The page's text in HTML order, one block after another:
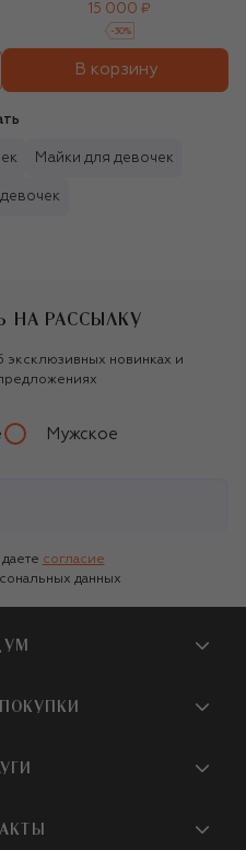
15 000 ₽
-30%
В корзину
Майки для девочек
НА РАССЫЛКУ
эксклюзивных новинках и
Мужское
согласие
данных
ПВЗ ЦУМ